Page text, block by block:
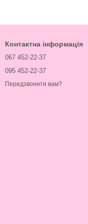
Контактна інформація
067 452-22-37
095 452-22-37
Передзвонити вам?